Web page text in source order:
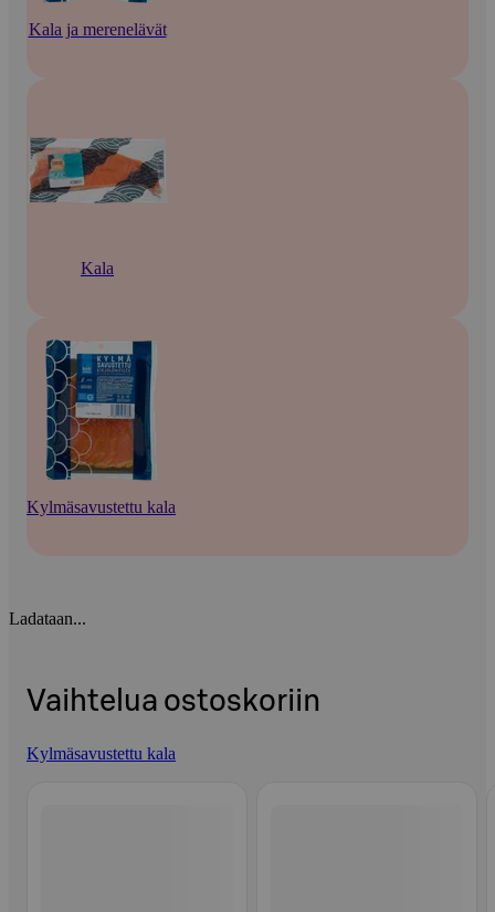
Kala ja merenelävät
Kala
Kylmäsavustettu kala
Ladataan...
Vaihtelua ostoskoriin
Kylmäsavustettu kala